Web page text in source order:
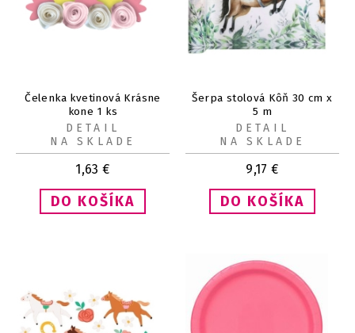
Čelenka kvetinová Krásne
kone 1 ks
1,63 €
DETAIL
NA SKLADE
Šerpa stolová Kôň 30 cm x
5 m
9,17 €
DETAIL
NA SKLADE